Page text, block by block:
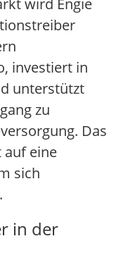
wird Engie
investiert in
unterstützt
zu
Das
auf eine
sich
in der